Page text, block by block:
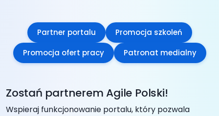
Partner portalu
Promocja szkoleń
Promocja ofert pracy
Patronat medialny
Zostań partnerem Agile Polski!
Wspieraj funkcjonowanie portalu, który pozwala